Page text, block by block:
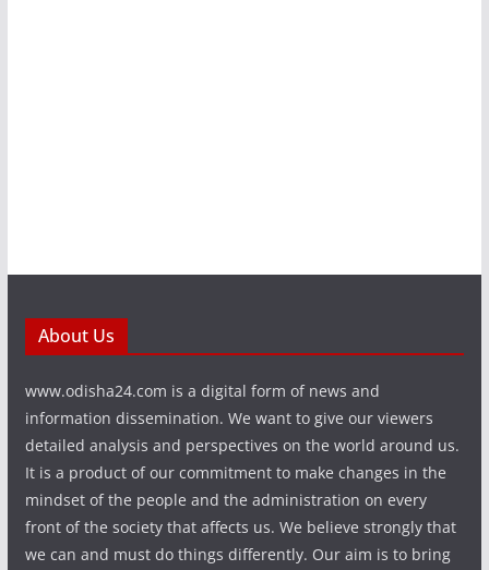
About Us
www.odisha24.com is a digital form of news and
information dissemination. We want to give our viewers
detailed analysis and perspectives on the world around us.
It is a product of our commitment to make changes in the
mindset of the people and the administration on every
front of the society that affects us. We believe strongly that
we can and must do things differently. Our aim is to bring